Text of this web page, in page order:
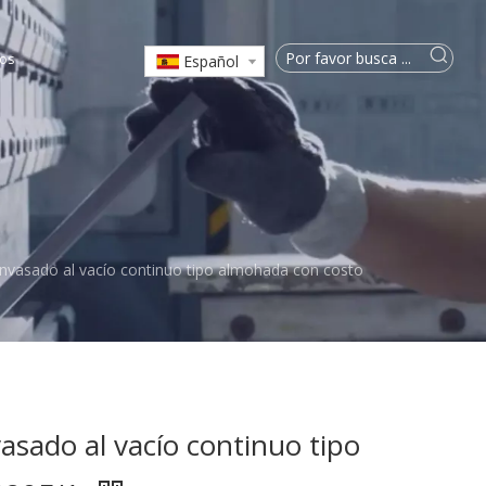
Español
al vacío continuo tipo almohada con costo
al vacío continuo tipo